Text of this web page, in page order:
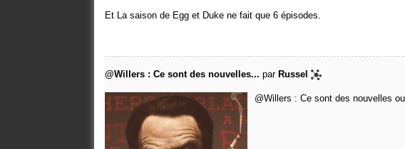
Et La saison de Egg et Duke ne fait que 6 épisodes.
@Willers : Ce sont des nouvelles... par Russel
@Willers : Ce sont des nouvelles